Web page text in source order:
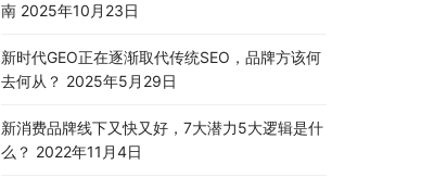
南 2025年10月23日
新时代GEO正在逐渐取代传统SEO，品牌方该何
去何从？ 2025年5月29日
新消费品牌线下又快又好，7大潜力5大逻辑是什
么？ 2022年11月4日